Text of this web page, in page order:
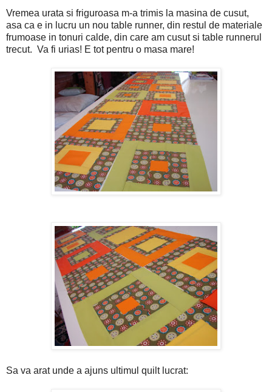
Vremea urata si friguroasa m-a trimis la masina de cusut,
asa ca e in lucru un nou table runner, din restul de materiale
frumoase in tonuri calde, din care am cusut si table runnerul
trecut. Va fi urias! E tot pentru o masa mare!
Sa va arat unde a ajuns ultimul quilt lucrat: